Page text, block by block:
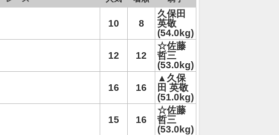
10 8
久保田
英敬
(54.0kg)
12 12
☆佐藤
哲三
(53.0kg)
16 16
▲久保
田 英敬
(51.0kg)
15 16
☆佐藤
哲三
(53.0kg)